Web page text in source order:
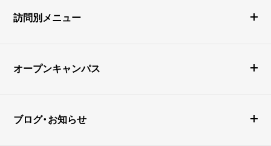
訪問別メニュー
オープンキャンパス
ブログ・お知らせ